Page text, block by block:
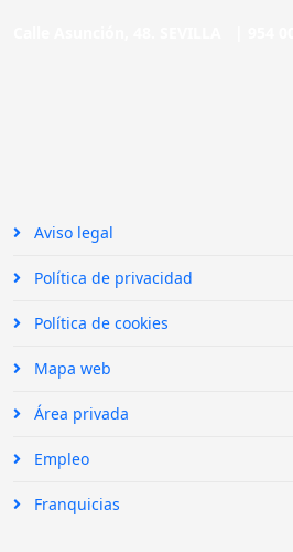
Aviso legal
Política de privacidad
Política de cookies
Mapa web
Área privada
Empleo
Franquicias